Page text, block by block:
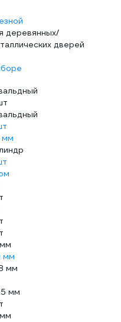
деревянных/
дверей
мм
мм
мм
мм